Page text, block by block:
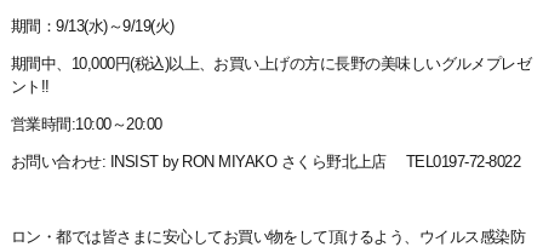
期間：9/13(水)～9/19(火)
期間中、10,000円(税込)以上、お買い上げの方に長野の美味しいグルメプレゼ
ント!!
営業時間:10:00～20:00
お問い合わせ: INSIST by RON MIYAKO さくら野北上店 TEL0197-72-8022
ロン・都では皆さまに安心してお買い物をして頂けるよう、ウイルス感染防